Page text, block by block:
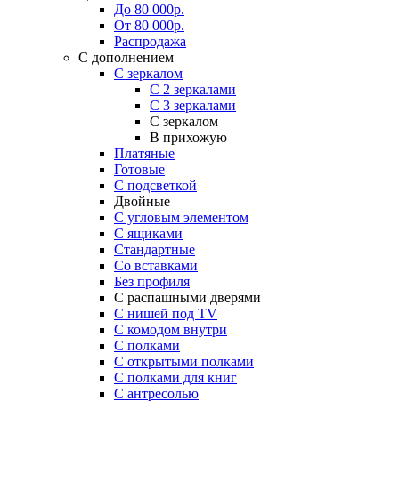
До 80 000р.
От 80 000р.
Распродажа
С дополнением
С зеркалом
С 2 зеркалами
С 3 зеркалами
С зеркалом
В прихожую
Платяные
Готовые
С подсветкой
Двойные
С угловым элементом
С ящиками
Стандартные
Со вставками
Без профиля
С распашными дверями
С нишей под TV
С комодом внутри
С полками
С открытыми полками
С полками для книг
С антресолью